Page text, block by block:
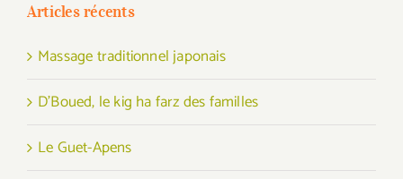
Articles récents
Massage traditionnel japonais
D’Boued, le kig ha farz des familles
Le Guet-Apens